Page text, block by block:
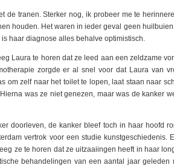
de tranen. Sterker nog, ik probeer me te
houden. Het waren in ieder geval geen
haar diagnose alles behalve optimistisch.
Laura te horen dat ze leed aan een zeldzame
zorgde er al snel voor dat Laura van
om zelf naar het toilet te lopen, laat staan naar
was ze niet genezen, maar was de kanker
doorleven, de kanker bleef toch in haar hoofd
vertrok voor een studie
ze te horen dat ze uitzaaiingen heeft in haar
behandelingen van een aantal jaar